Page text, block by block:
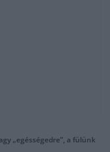
„egésségedre”, a fülünk